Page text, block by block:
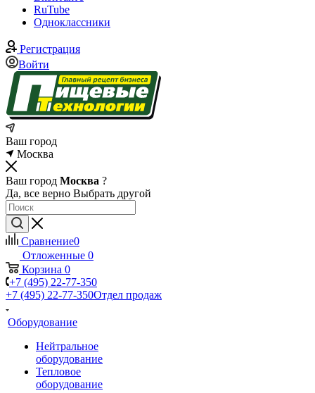
RuTube
Одноклассники
Регистрация
Войти
Ваш город
Москва
Ваш город Москва ?
Да, все верно Выбрать другой
Сравнение0
Отложенные 0
Корзина 0
+7 (495) 22-77-350
+7 (495) 22-77-350Отдел продаж
Оборудование
Нейтральное
оборудование
Тепловое
оборудование